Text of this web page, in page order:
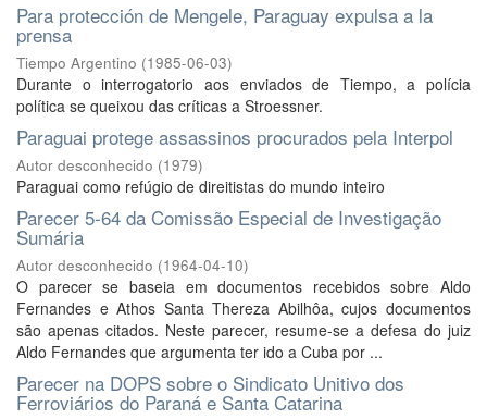
Para protección de Mengele, Paraguay expulsa a la
prensa
Tiempo Argentino (1985-06-03)
Durante o interrogatorio aos enviados de Tiempo, a polícia
política se queixou das críticas a Stroessner.
Paraguai protege assassinos procurados pela Interpol
Autor desconhecido (1979)
Paraguai como refúgio de direitistas do mundo inteiro
Parecer 5-64 da Comissão Especial de Investigação
Sumária
Autor desconhecido (1964-04-10)
O parecer se baseia em documentos recebidos sobre Aldo
Fernandes e Athos Santa Thereza Abilhôa, cujos documentos
são apenas citados. Neste parecer, resume-se a defesa do juiz
Aldo Fernandes que argumenta ter ido a Cuba por ...
Parecer na DOPS sobre o Sindicato Unitivo dos
Ferroviários do Paraná e Santa Catarina